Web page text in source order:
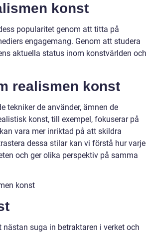
konst
popularitet genom att titta på
engagemang. Genom att studera
aktuella status inom konstvärlden och
realismen konst
tekniker de använder, ämnen de
konst, till exempel, fokuserar på
vara mer inriktad på att skildra
dessa stilar kan vi förstå hur varje
och ger olika perspektiv på samma
konst
suga in betraktaren i verket och